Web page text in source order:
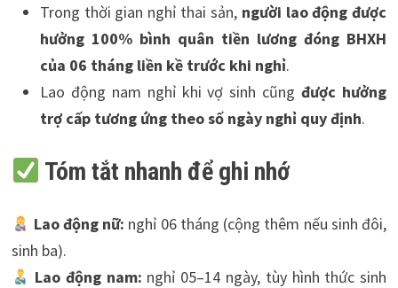
Trong thời gian nghỉ thai sản, người lao động được
hưởng 100% bình quân tiền lương đóng BHXH
của 06 tháng liền kề trước khi nghỉ.
Lao động nam nghỉ khi vợ sinh cũngđược hưởng
trợ cấp tương ứng theo số ngày nghỉ quy định.
Tóm tắt nhanh để ghi nhớ
Lao động nữ: nghỉ 06 tháng (cộng thêm nếu sinh đôi,
sinh ba).
Lao động nam: nghỉ 05–14 ngày, tùy hình thức sinh